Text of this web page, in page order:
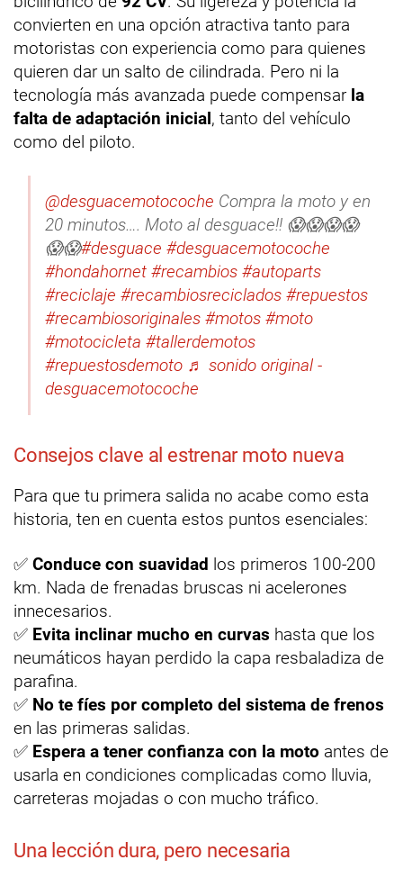
convierten en una opción atractiva tanto para
motoristas con experiencia como para quienes
quieren dar un salto de cilindrada. Pero ni la
tecnología más avanzada puede compensar la
falta de adaptación inicial, tanto del vehículo
como del piloto.
@desguacemotocoche Compra la moto y en
20 minutos…. Moto al desguace!! 😱😱😱😱
😱😱#desguace #desguacemotocoche
#hondahornet #recambios #autoparts
#reciclaje #recambiosreciclados #repuestos
#recambiosoriginales #motos #moto
#motocicleta #tallerdemotos
#repuestosdemoto ♬ sonido original -
desguacemotocoche
Consejos clave al estrenar moto nueva
Para que tu primera salida no acabe como esta
historia, ten en cuenta estos puntos esenciales:
✅ Conduce con suavidad los primeros 100-200
km. Nada de frenadas bruscas ni acelerones
innecesarios.
✅ Evita inclinar mucho en curvas hasta que los
neumáticos hayan perdido la capa resbaladiza de
parafina.
✅ No te fíes por completo del sistema de frenos
en las primeras salidas.
✅ Espera a tener confianza con la moto antes de
usarla en condiciones complicadas como lluvia,
carreteras mojadas o con mucho tráfico.
Una lección dura, pero necesaria